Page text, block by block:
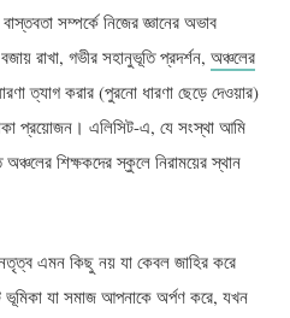
সম্পর্কে নিজের জ্ঞানের অভাব
রাখা, গভীর সহানুভূতি প্রদর্শন,অঞ্চলের
ত্যাগ করার (পুরনো ধারণা ছেড়ে দেওয়ার)
প্রয়োজন। এলিসিট-এ, যে সংস্থা আমি
শিক্ষকদের স্কুলে নিরাময়ের স্থান
এমন কিছু নয় যা কেবল জাহির করে
যা সমাজ আপনাকে অর্পণ করে, যখন